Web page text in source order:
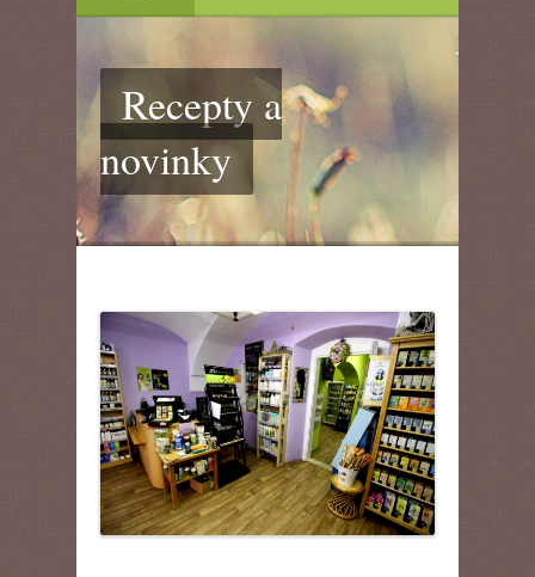
Recepty a
novinky